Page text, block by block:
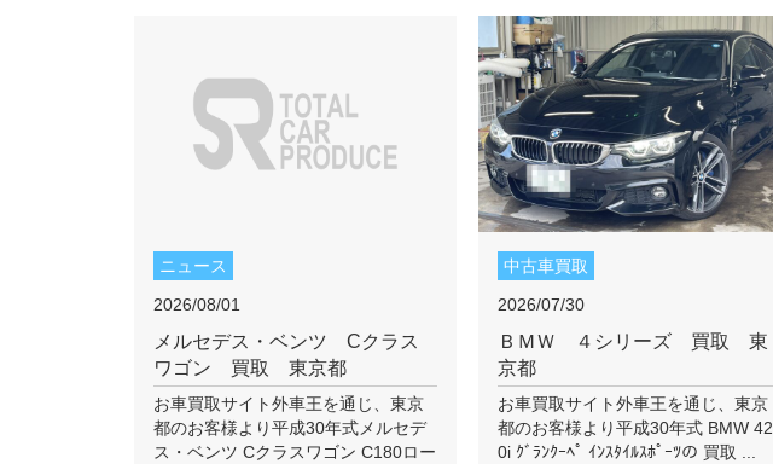
ニュース
2026/08/01
メルセデス・ベンツ Cクラス
ワゴン 買取 東京都
お車買取サイト外車王を通じ、東京
都のお客様より平成30年式メルセデ
ス・ベンツ Cクラスワゴン C180ロー
中古車買取
2026/07/30
ＢＭＷ ４シリーズ 買取 東
京都
お車買取サイト外車王を通じ、東京
都のお客様より平成30年式 BMW 42
0i ｸﾞﾗﾝｸｰﾍﾟ ｲﾝｽﾀｲﾙｽﾎﾟｰﾂの 買取 ...